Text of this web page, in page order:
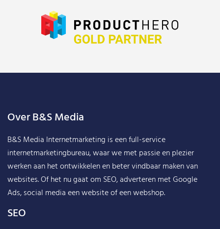
Over B&S Media
B&S Media Internetmarketing is een full-service
internetmarketingbureau, waar we met passie en plezier
werken aan het ontwikkelen en beter vindbaar maken van
websites. Of het nu gaat om SEO, adverteren met Google
Ads, social media een website of een webshop.
SEO